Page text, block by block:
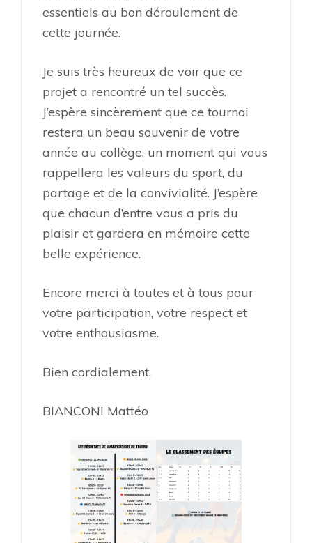
essentiels au bon déroulement de
cette journée.
Je suis très heureux de voir que ce
projet a rencontré un tel succès.
J’espère sincèrement que ce tournoi
restera un beau souvenir de votre
année au collège, un moment qui vous
rappellera les valeurs du sport, du
partage et de la convivialité. J’espère
que chacun d’entre vous a pris du
plaisir et gardera en mémoire cette
belle expérience.
Encore merci à toutes et à tous pour
votre participation, votre respect et
votre enthousiasme.
Bien cordialement,
BIANCONI Mattéo